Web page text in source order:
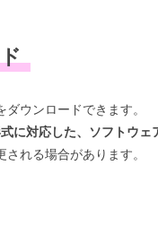
ダウンロードできます。
に対応した、
ソフトウェ
される場合があります。